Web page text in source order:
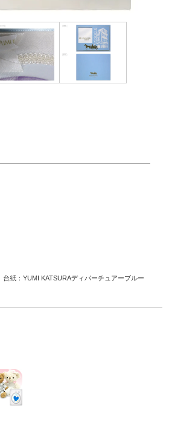
台紙：YUMI KATSURAディパーチュアーブルー